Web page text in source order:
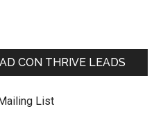
CON THRIVE LEADS